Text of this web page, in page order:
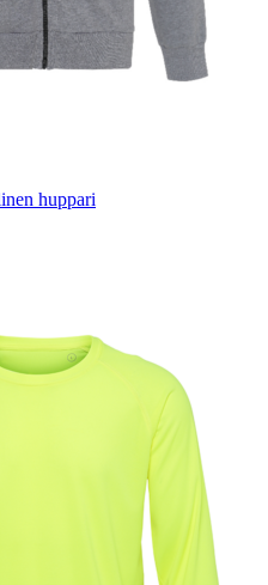
huppari